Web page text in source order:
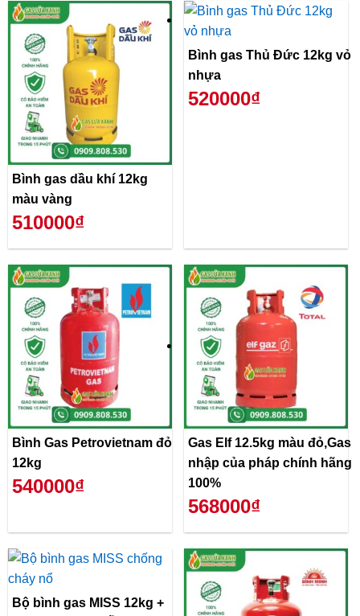
Bình gas dầu khí 12kg
màu vàng
510000₫
Bình gas Thủ Đức 12kg vỏ
nhựa
520000₫
Bình Gas Petrovietnam đỏ
12kg
540000₫
Gas Elf 12.5kg màu đỏ,Gas
nhập của pháp chính hãng
100%
568000₫
Bộ bình gas MISS 12kg +